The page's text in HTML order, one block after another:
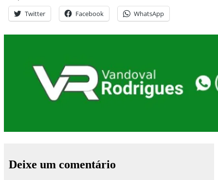
Twitter Facebook WhatsApp
Deixe um comentário